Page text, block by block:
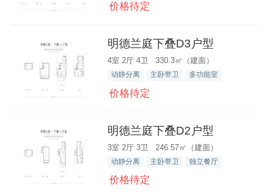
价格待定
明德兰庭下叠D3户型
4室 2厅 4卫 330.3㎡（建面）
动静分离 主卧带卫 多功能室
价格待定
明德兰庭下叠D2户型
3室 2厅 3卫 246.57㎡（建面）
动静分离 主卧带卫 独立餐厅
价格待定